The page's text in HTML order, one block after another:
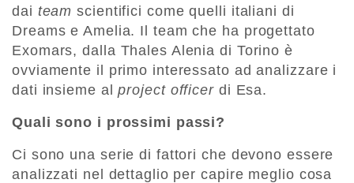
dai team scientifici come quelli italiani di
Dreams e Amelia. Il team che ha progettato
Exomars, dalla Thales Alenia di Torino è
ovviamente il primo interessato ad analizzare i
dati insieme alproject officer di Esa.
Quali sono i prossimi passi?
Ci sono una serie di fattori che devono essere
analizzati nel dettaglio per capire meglio cosa